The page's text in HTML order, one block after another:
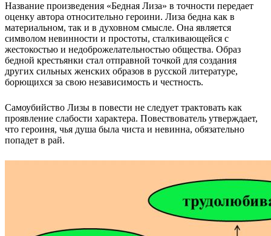
Название произведения «Бедная Лиза» в точности передает
оценку автора относительно героини. Лиза бедна как в
материальном, так и в духовном смысле. Она является
символом невинности и простоты, сталкивающейся с
жестокостью и недоброжелательностью общества. Образ
бедной крестьянки стал отправной точкой для создания
других сильных женских образов в русской литературе,
борющихся за свою независимость и честность.
Самоубийство Лизы в повести не следует трактовать как
проявление слабости характера. Повествователь утверждает,
что героиня, чья душа была чиста и невинна, обязательно
попадет в рай.